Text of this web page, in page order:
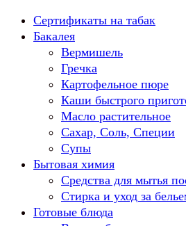
Перейти
содержанию
Сертификаты на табак
Бакалея
Вермишель
Гречка
Картофельное пюре
Каши быстрого
Масло растительное
Сахар, Соль, Специи
Супы
Бытовая химия
Средства для мытья
Стирка и уход за
Готовые блюда